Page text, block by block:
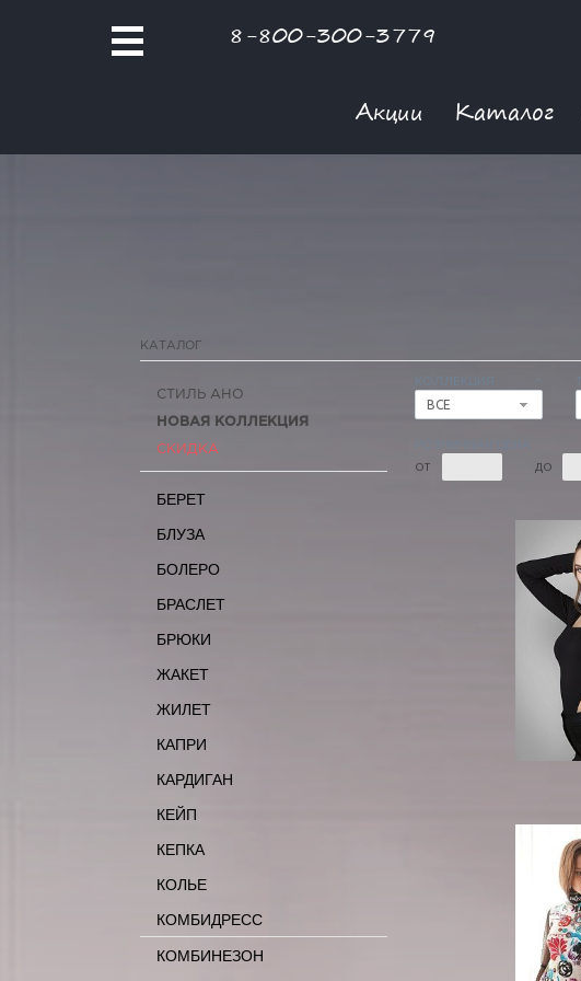
8-800-300-3779
Акции Каталог
КАТАЛОГ
ВСЕ
ОТ ДО
СТИЛЬ АНО
НОВАЯ КОЛЛЕКЦИЯ
СКИДКА
БЕРЕТ
БЛУЗА
БОЛЕРО
БРАСЛЕТ
БРЮКИ
ЖАКЕТ
ЖИЛЕТ
КАПРИ
КАРДИГАН
КЕЙП
КЕПКА
КОЛЬЕ
КОМБИДРЕСС
КОМБИНЕЗОН